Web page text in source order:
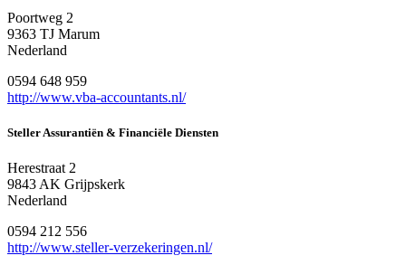
Poortweg 2
9363 TJ Marum
Nederland
0594 648 959
http://www.vba-accountants.nl/
Steller Assurantiën & Financiële Diensten
Herestraat 2
9843 AK Grijpskerk
Nederland
0594 212 556
http://www.steller-verzekeringen.nl/